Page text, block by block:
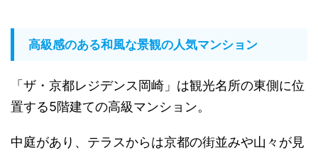
高級感のある和風な景観の人気マンション
「ザ・京都レジデンス岡崎」は観光名所の東側に位
置する5階建ての高級マンション。
中庭があり、テラスからは京都の街並みや山々が見